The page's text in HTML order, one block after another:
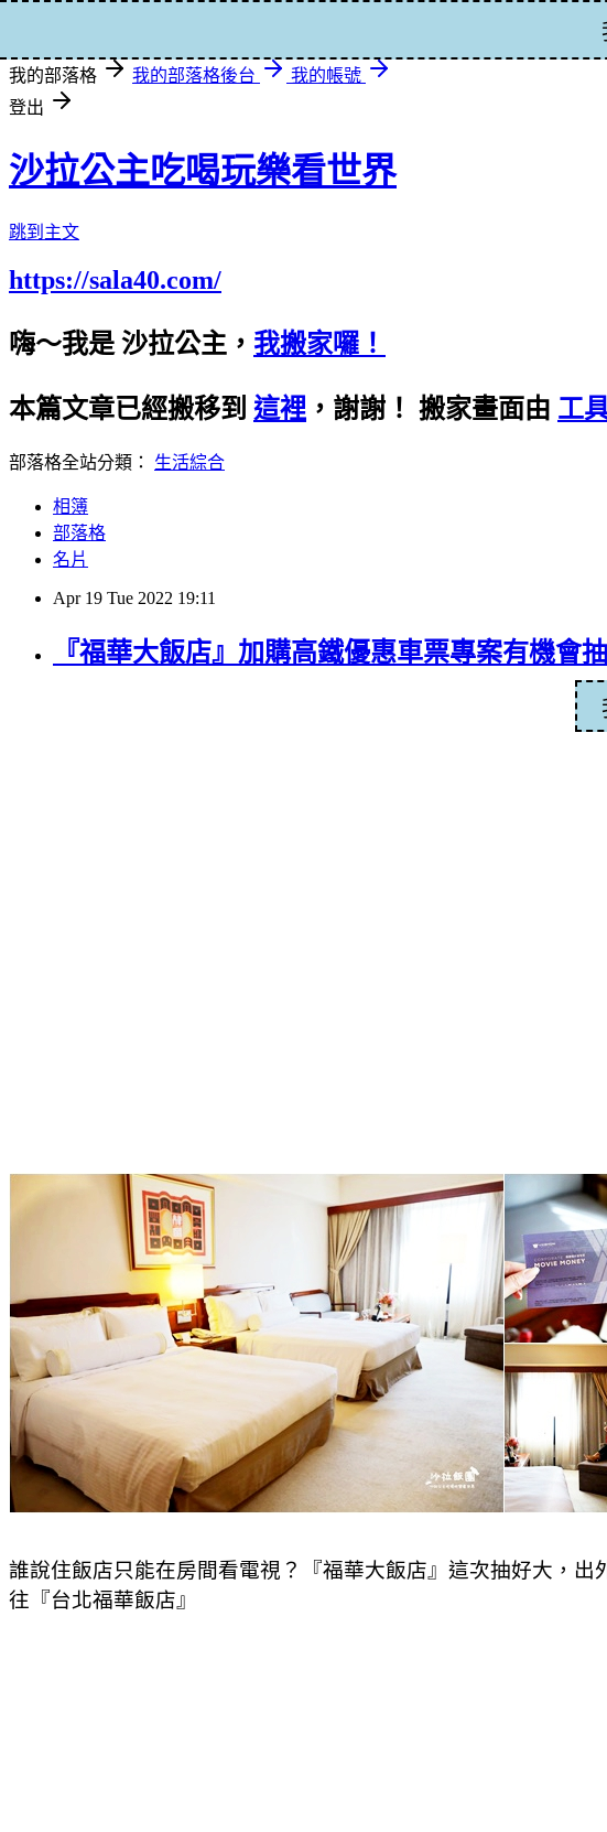
我的部落格 我的部落格後台
我的帳號
登出
沙拉公主吃喝玩樂看世界
跳到主文
https://sala40.com/
嗨～我是 沙拉公主， 我搬家囉！
本篇文章已經搬移到 這裡 ，謝謝！ 搬家畫面由 工
部落格全站分類： 生活綜合
相簿
部落格
名片
Apr 19 Tue 2022 19:11
『福華大飯店』加購高鐵優惠車票專案有機會
誰說住飯店只能在房間看電視？『福華大飯店』這次抽好大，
往『台北福華飯店』